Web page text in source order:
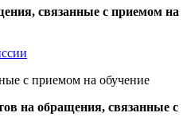
связанные с приемом на
с приемом на обучение
на обращения, связанные с